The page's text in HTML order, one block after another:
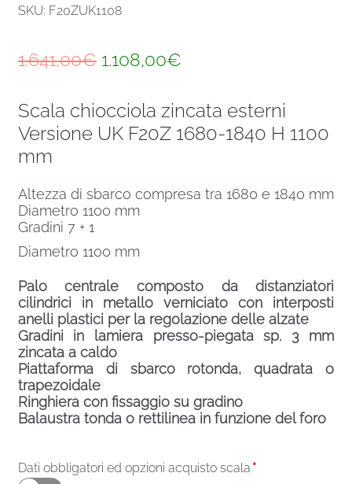
SKU: F20ZUK1108
1.641,00€ Il
originale
era:
1.108,00€Il
attuale
è:
Scala chiocciola zincata esterni
Versione UK F20Z 1680-1840 H 1100
mm
Altezza di sbarco compresa tra 1680 e 1840 mm
Diametro 1100 mm
Gradini 7 + 1
Diametro 1100 mm
Palo centrale composto da distanziatori
cilindrici in metallo verniciato con interposti
anelli plastici per la regolazione delle alzate
Gradini in lamiera presso-piegata sp. 3 mm
zincata a caldo
Piattaforma di sbarco rotonda, quadrata o
trapezoidale
Ringhiera con fissaggio su gradino
Balaustra tonda o rettilinea in funzione del foro
Dati obbligatori ed opzioni acquisto scala *